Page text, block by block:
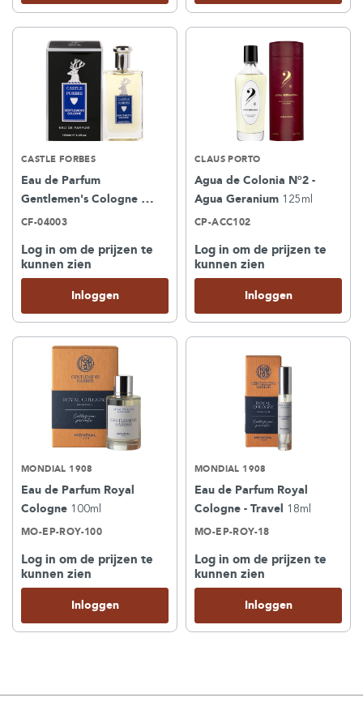
CASTLE FORBES
Eau de Parfum
Gentlemen's Cologne
100ml
CF-04003
Log in om de prijzen te
kunnen zien
Inloggen
CLAUS PORTO
Agua de Colonia N°2 -
Agua Geranium 125ml
CP-ACC102
Log in om de prijzen te
kunnen zien
Inloggen
MONDIAL 1908
Eau de Parfum Royal
Cologne 100ml
MO-EP-ROY-100
Log in om de prijzen te
kunnen zien
Inloggen
MONDIAL 1908
Eau de Parfum Royal
Cologne - Travel 18ml
MO-EP-ROY-18
Log in om de prijzen te
kunnen zien
Inloggen